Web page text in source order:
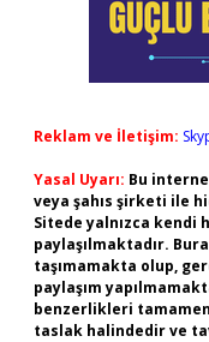
Reklam ve İletişim:
Yasal Uyarı: Bu
veya şahıs şirketi ile
Sitede yalnızca kendi
paylaşılmaktadır.
taşımamakta olup,
paylaşım
benzerlikleri
taslak halindedir ve